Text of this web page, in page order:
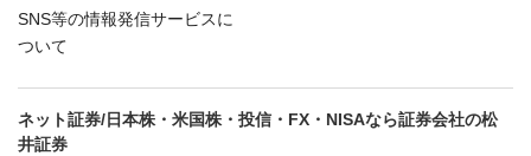
SNS等の情報発信サービスに
ついて
ネット証券/日本株・米国株・投信・FX・NISAなら証券会社の松
井証券